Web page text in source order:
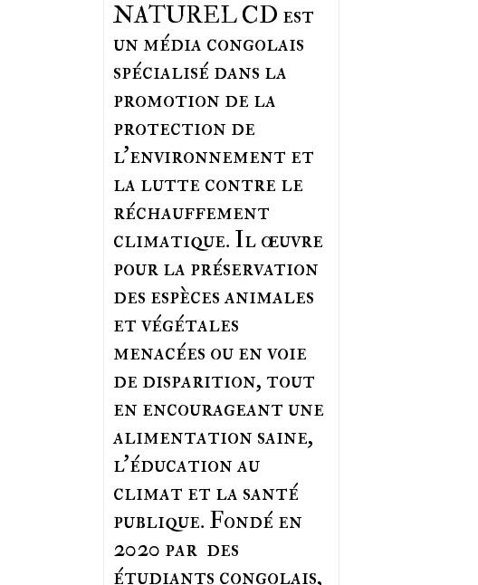
NATUREL CD est
un média congolais
spécialisé dans la
promotion de la
protection de
l’environnement et
la lutte contre le
réchauffement
climatique. Il œuvre
pour la préservation
des espèces animales
et végétales
menacées ou en voie
de disparition, tout
en encourageant une
alimentation saine,
l'éducation au
climat et la santé
publique. Fondé en
2020 par des
étudiants congolais,